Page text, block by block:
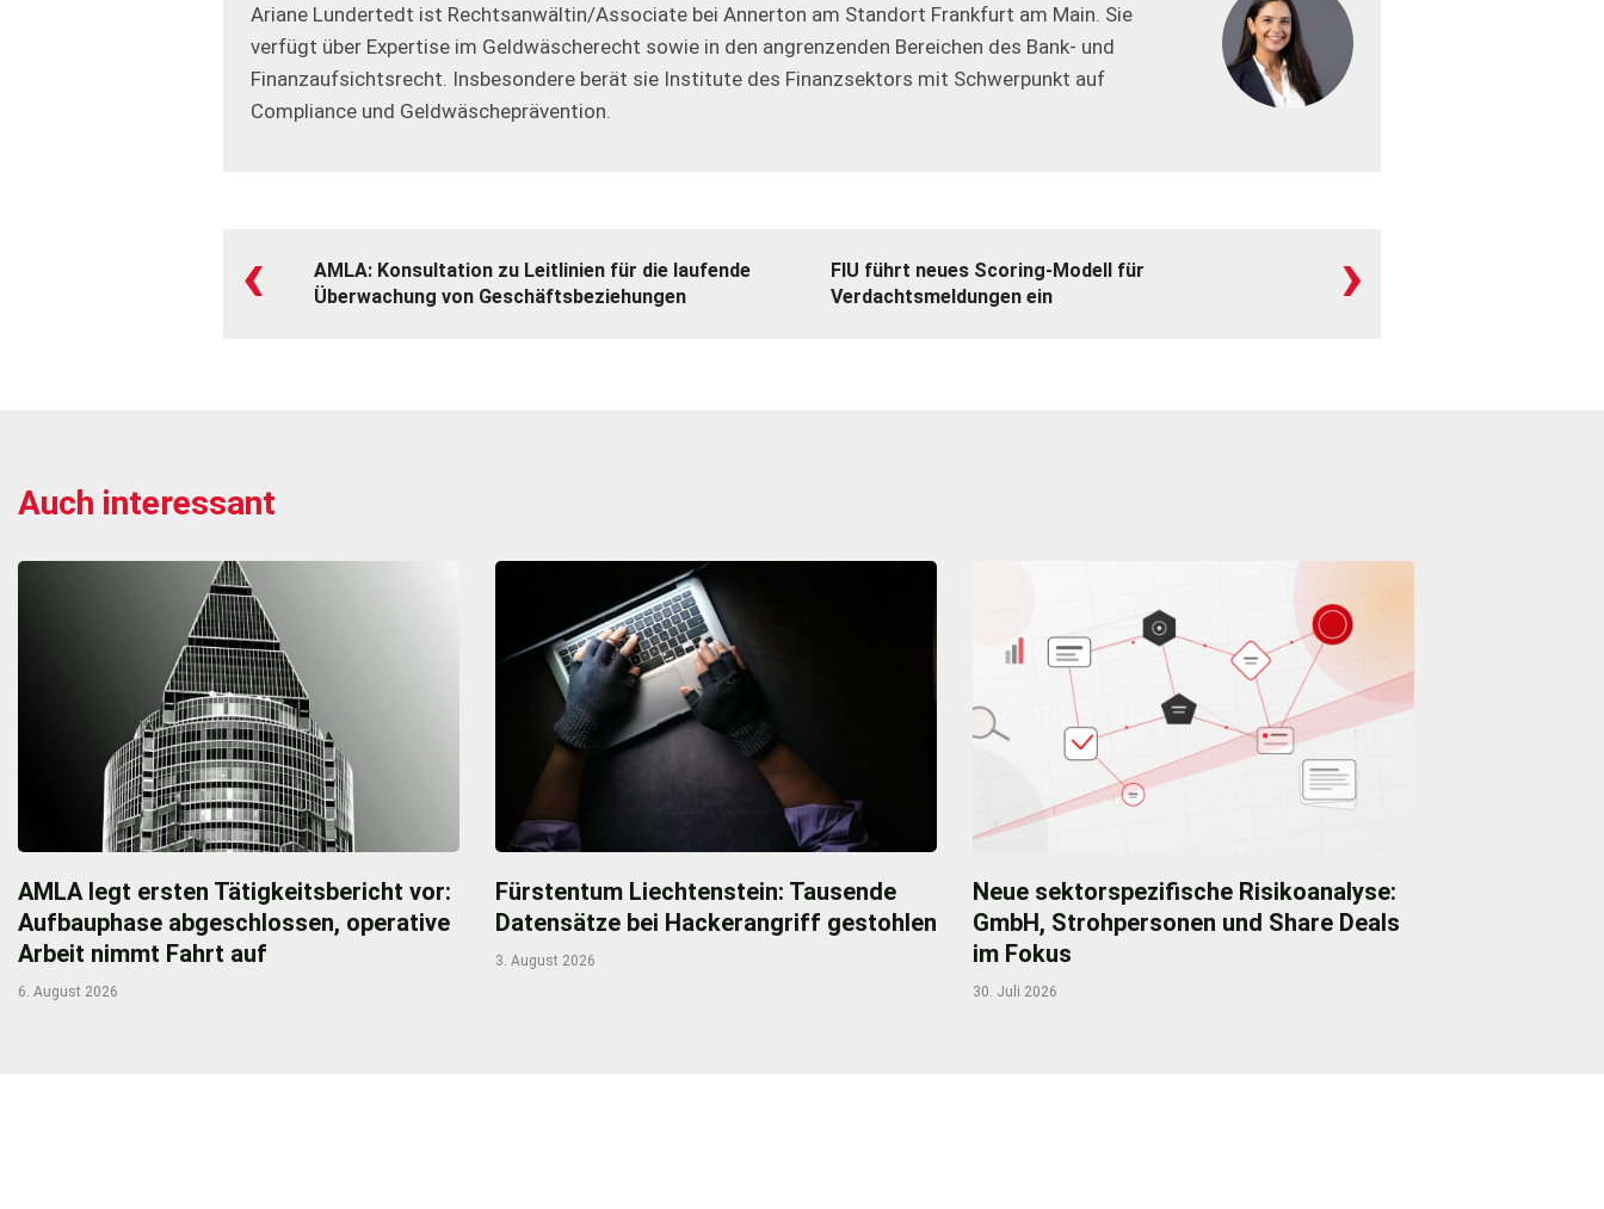
Ariane Lundertedt ist Rechtsanwältin/Associate bei Annerton am Standort Frankfurt am Main. Sie
verfügt über Expertise im Geldwäscherecht sowie in den angrenzenden Bereichen des Bank- und
Finanzaufsichtsrecht. Insbesondere berät sie Institute des Finanzsektors mit Schwerpunkt auf
Compliance und Geldwäscheprävention.
‹
AMLA: Konsultation zu Leitlinien für die laufende
Überwachung von Geschäftsbeziehungen
FIU führt neues Scoring-Modell für
Verdachtsmeldungen ein
›
Auch interessant
AMLA legt ersten Tätigkeitsbericht vor:
Aufbauphase abgeschlossen, operative
Arbeit nimmt Fahrt auf
6. August 2026
Fürstentum Liechtenstein: Tausende
Datensätze bei Hackerangriff gestohlen
3. August 2026
Neue sektorspezifische Risikoanalyse:
GmbH, Strohpersonen und Share Deals
im Fokus
30. Juli 2026